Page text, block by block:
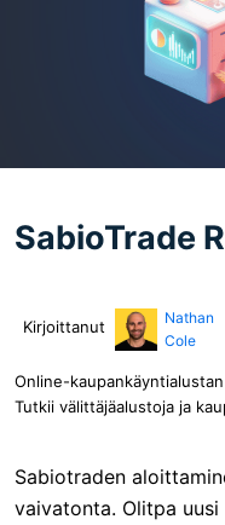
SabioTrade
Kirjoittanut
Nathan
Cole
Online-
Tutkii välittäjäalustoja ja
Sabiotraden
vaivatonta. Olitpa